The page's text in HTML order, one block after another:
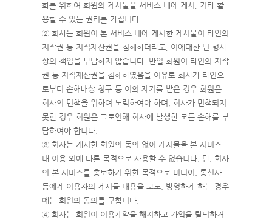
화를 위하여 회원의 게시물을 서비스 내에 게시, 기타 활
용할 수 있는 권리를 가집니다.
② 회사는 회원이 본 서비스 내에 게시한 게시물이 타인의
저작권 등 지적재산권을 침해하더라도, 이에대한 민.형사
상의 책임을 부담하지 않습니다. 만일 회원이 타인의 저작
권 등 지적재산권을 침해하였음을 이유로 회사가 타인으
로부터 손해배상 청구 등 이의 제기를 받은 경우 회원은
회사의 면책을 위하여 노력하여야 하며, 회사가 면책되지
못한 경우 회원은 그로인해 회사에 발생한 모든 손해를 부
담하여야 합니다.
③ 회사는 게시한 회원의 동의 없이 게시물을 본 서비스
내 이용 외에 다른 목적으로 사용할 수 없습니다. 단, 회사
의 본 서비스를 홍보하기 위한 목적으로 미디어, 통신사
등에게 이용자의 게시물 내용을 보도, 방영하게 하는 경우
에는 회원의 동의를 구합니다.
④ 회사는 회원이 이용계약을 해지하고 가입을 탈퇴하거